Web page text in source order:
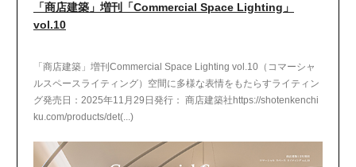
「商店建築」増刊「Commercial Space Lighting」
vol.10
「商店建築」増刊Commercial Space Lighting vol.10（コマーシャ
ルスペースライティング）空間に多様な表情をもたらすライティン
グ発売日：2025年11月29日発行： 商店建築社https://shotenkenchi
ku.com/products/det(...)